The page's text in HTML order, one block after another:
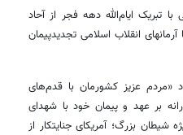
تبریک ایام‌الله دهه فجر از آحاد
در راهپیمایی ۲۲بهمن، بار دیگر با آرمانهای انقلاب اسلامی تجدیدپیمان
راهپیمایی۲۲ بهمن اذعان کرد «مردم عزیز کشورمان با قدم‌های
خواهد داد فداکارانه بر عهد و پیمان خود با شهدای
شیطان بزرگ؛ آمریکای جنایتکار از